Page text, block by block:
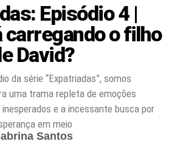
Episódio 4 |
o filho
David?
da série “Expatriadas”, somos
uma trama repleta de emoções
e a incessante busca por
em meio
Santos